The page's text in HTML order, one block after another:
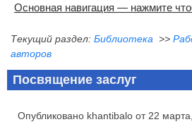
Основная
Основная навигация — нажмите
Главная
Община
Палийский канон
Язык пали
Материалы по темам
Современная литература
Блоги
Ссылки
Поиск
Текущий раздел: Библиотека >>
авторов
Посвящение заслуг
Опубликовано khantibalo от 22